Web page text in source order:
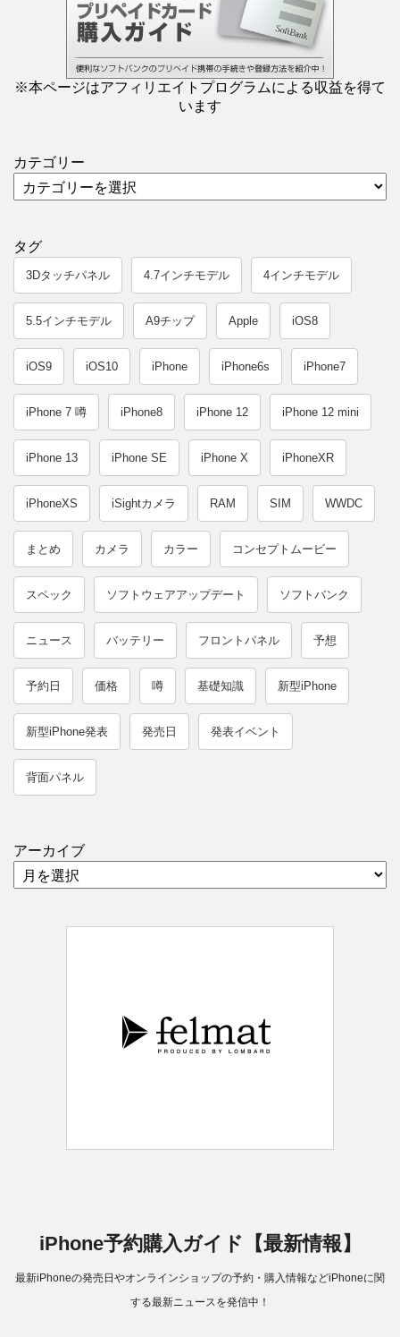
※本ページはアフィリエイトプログラムによる収益を得て
います
カテゴリー
タグ
3Dタッチパネル 4.7インチモデル 4インチモデル
5.5インチモデル A9チップ Apple iOS8
iOS9 iOS10 iPhone iPhone6s iPhone7
iPhone 7 噂 iPhone8 iPhone 12 iPhone 12 mini
iPhone 13 iPhone SE iPhone X iPhoneXR
iPhoneXS iSightカメラ RAM SIM WWDC
まとめ カメラ カラー コンセプトムービー
スペック ソフトウェアアップデート ソフトバンク
ニュース バッテリー フロントパネル 予想
予約日 価格 噂 基礎知識 新型iPhone
新型iPhone発表 発売日 発表イベント
背面パネル
アーカイブ
iPhone予約購入ガイド【最新情報】
最新iPhoneの発売日やオンラインショップの予約・購入情報などiPhoneに関
する最新ニュースを発信中！